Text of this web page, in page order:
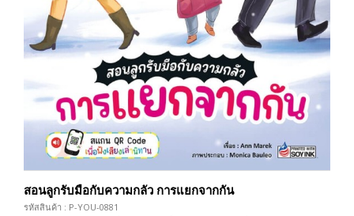
สอนลูกรับมือกับความกลัว การแยกจากกัน
รหัสสินค้า : P-YOU-0881